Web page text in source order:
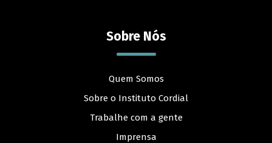
Sobre Nós
Quem Somos
Sobre o Instituto Cordial
Trabalhe com a gente
Imprensa